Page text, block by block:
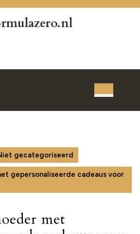
Button
gecategoriseerd
gepersonaliseerde cadeaus voor
met